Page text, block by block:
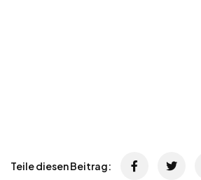
Teile diesen Beitrag: